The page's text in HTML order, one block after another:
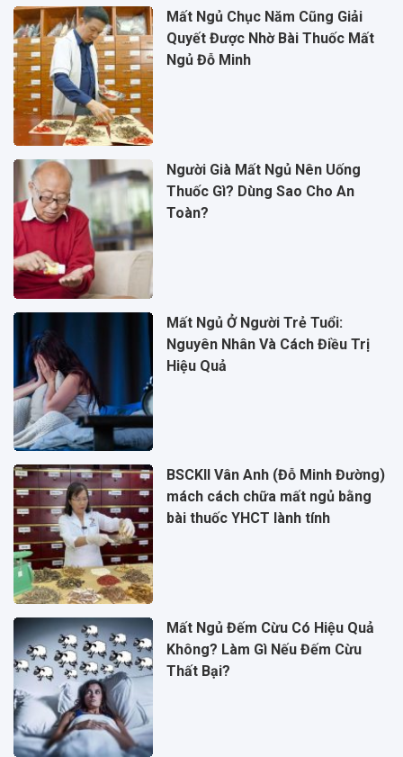
Mất Ngủ Chục Năm Cũng Giải
Quyết Được Nhờ Bài Thuốc Mất
Ngủ Đỗ Minh
Người Già Mất Ngủ Nên Uống
Thuốc Gì? Dùng Sao Cho An
Toàn?
Mất Ngủ Ở Người Trẻ Tuổi:
Nguyên Nhân Và Cách Điều Trị
Hiệu Quả
BSCKII Vân Anh (Đỗ Minh Đường)
mách cách chữa mất ngủ bằng
bài thuốc YHCT lành tính
Mất Ngủ Đếm Cừu Có Hiệu Quả
Không? Làm Gì Nếu Đếm Cừu
Thất Bại?